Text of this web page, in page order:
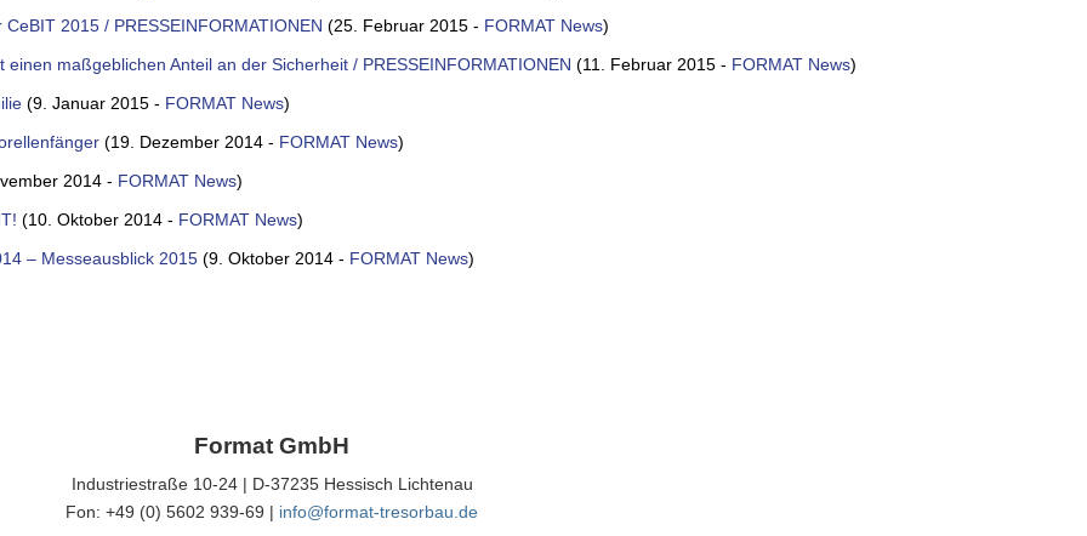
2015 / PRESSEINFORMATIONEN (25. Februar 2015 - FORMAT News)
einen maßgeblichen Anteil an der Sicherheit / PRESSEINFORMATIONEN (11. Februar 2015 - FORMAT News)
(9. Januar 2015 - FORMAT News)
(19. Dezember 2014 - FORMAT News)
2014 - FORMAT News)
(10. Oktober 2014 - FORMAT News)
– Messeausblick 2015 (9. Oktober 2014 - FORMAT News)
Format GmbH
Industriestraße 10-24 | D-37235 Hessisch Lichtenau
Fon: +49 (0) 5602 939-69 | info@format-tresorbau.de